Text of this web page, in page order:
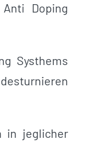
Doping
Systhems
in jeglicher